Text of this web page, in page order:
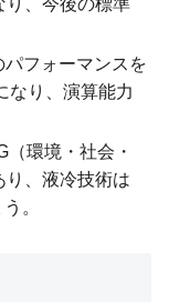
り、今後の標準
フォーマンスを
なり、演算能力
環境・社会・
り、液冷技術は
。